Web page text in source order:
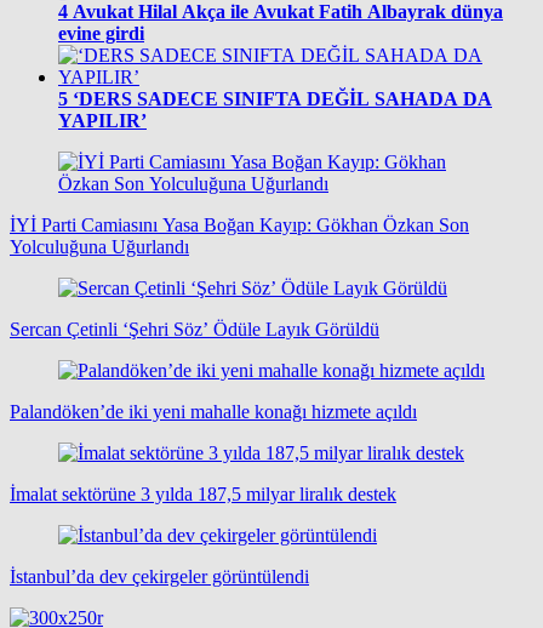
4 Avukat Hilal Akça ile Avukat Fatih Albayrak dünya
evine girdi
5 ‘DERS SADECE SINIFTA DEĞİL SAHADA DA
YAPILIR’
İYİ Parti Camiasını Yasa Boğan Kayıp: Gökhan Özkan Son
Yolculuğuna Uğurlandı
Sercan Çetinli ‘Şehri Söz’ Ödüle Layık Görüldü
Palandöken’de iki yeni mahalle konağı hizmete açıldı
İmalat sektörüne 3 yılda 187,5 milyar liralık destek
İstanbul’da dev çekirgeler görüntülendi